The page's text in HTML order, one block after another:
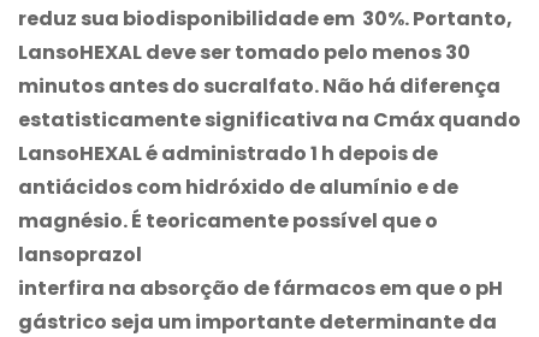
reduz sua biodisponibilidade em 30%. Portanto,
LansoHEXALdeve ser tomado pelo menos 30
minutos antes do sucralfato. Não há diferença
estatisticamente significativa na Cmáx quando
LansoHEXALé administrado 1 h depois de
antiácidos com hidróxido de alumínio e de
magnésio. É teoricamente possível que o
lansoprazol
interfira na absorção de fármacos em que o pH
gástrico seja um importante determinante da